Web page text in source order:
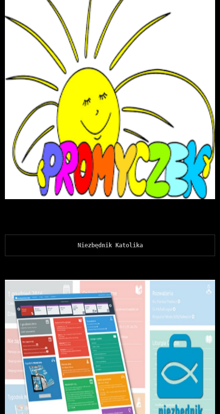
Niezbędnik Katolika